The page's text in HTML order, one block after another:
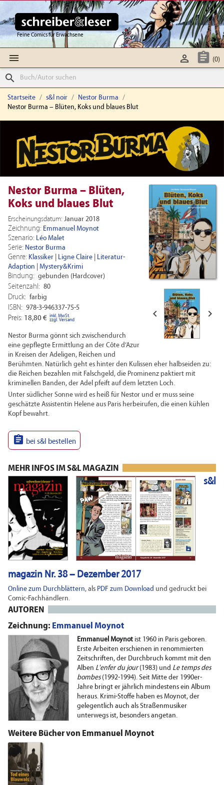
Feine Comics für Erwachsene
  (0)

search
Startseite s&l noir
Nestor Burma
Nestor Burma – Blüten, Koks und blaues Blut
 
Nestor Burma – Blüten,
Koks und blaues Blut
Erscheinungsdatum: Januar 2018
Zeichnung: Emmanuel Moynot
Szenario: Léo Malet
Serie: Nestor Burma
Genre: Klassiker Ligne Claire
Literatur-
Adaption
Mystery&Krimi
Bindung: gebunden (Hardcover)
Seitenzahl: 80
Druck: farbig
ISBN: 978-3-946337-75-5
Preis: 18,80 € inkl. MwSt.
zzgl. Versand
Nestor Burma gönnt sich zwischendurch
eine gepflegte Ermittlung an der Côte d‘Azur
in Kreisen der Adeligen, Reichen und
Berühmten. Natürlich geht es hinter den Kulissen eher halbseiden zu:
die Reichen bezahlen mit Falschgeld, die Prominenz paktiert mit
kriminellen Banden, der Adel pfeift auf dem letzten Loch.
Unter südlicher Sonne wird es heiß für Nestor und er muss seine
geschätzte Assistentin Helene aus Paris herbeirufen, die einen kühlen
Kopf bewahrt.
 bei s&l bestellen
MEHR INFOS IM S&L MAGAZIN
s&l
magazin Nr. 38 – Dezember 2017
Online zum Durchblättern, als PDF zum Download und gedruckt bei
Comic-Fachhändlern.
AUTOREN
Zeichnung: Emmanuel Moynot
Emmanuel Moynot ist 1960 in Paris geboren.
Erste Arbeiten erschienen in renommierten
Zeitschriften, der Durchbruch kommt mit den
Alben L'enfer du jour(1983) und Le temps des
bombes(1992-1994). Seit Mitte der 1990er-
Jahre bringt er jährlich mindestens ein Album
heraus. Krimi-Stoffe haben es Moynot, der
gelegentlich auch als Straßenmusiker
unterwegs ist, besonders angetan.
Weitere Bücher von Emmanuel Moynot